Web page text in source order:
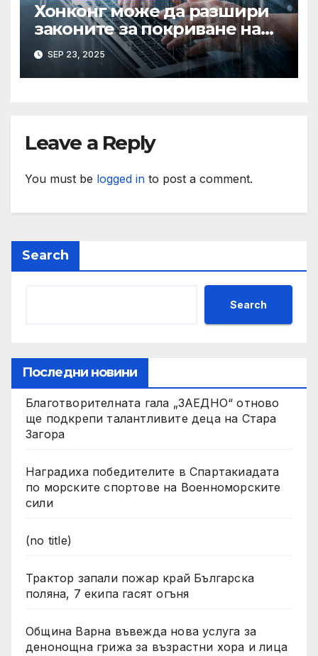
Хонконг може да разшири
законите за покриване на
използването на ИИ при
сексуални престъпления,
казва началникът на
SEP 23, 2025
Leave a Reply
You must be logged in to post a comment.
Search
Search
Последни новини
Благотворителната гала „ЗАЕДНО“ отново
ще подкрепи талантливите деца на Стара
Загора
Наградиха победителите в Спартакиадата
по морските спортове на Военноморските
сили
(no title)
Трактор запали пожар край Българска
поляна, 7 екипа гасят огъня
Община Варна въвежда нова услуга за
денонощна грижа за възрастни хора и лица